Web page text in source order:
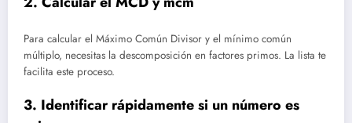
Para calcular el Máximo Común Divisor y el mínimo común
múltiplo, necesitas la descomposición en factores primos. La lista te
facilita este proceso.
3. Identificar rápidamente si un número es